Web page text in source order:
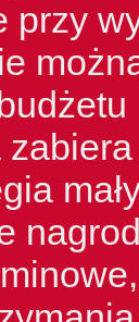
przy